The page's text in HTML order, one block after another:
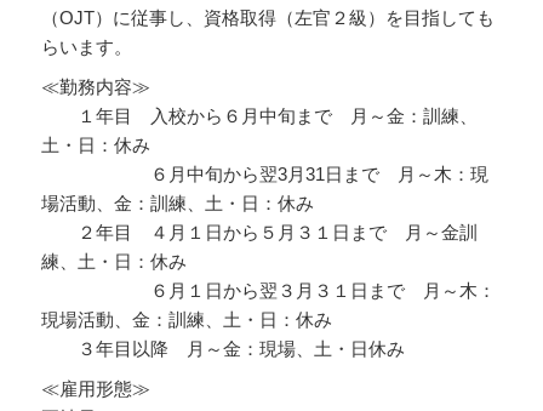
（OJT）に従事し、資格取得（左官２級）を目指しても
らいます。
≪勤務内容≫
１年目 入校から６月中旬まで 月～金：訓練、
土・日：休み
６月中旬から翌3月31日まで 月～木：現
場活動、金：訓練、土・日：休み
２年目 ４月１日から５月３１日まで 月～金訓
練、土・日：休み
６月１日から翌３月３１日まで 月～木：
現場活動、金：訓練、土・日：休み
３年目以降 月～金：現場、土・日休み
≪雇用形態≫